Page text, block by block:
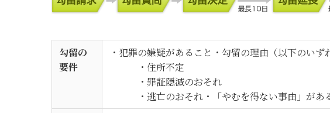
勾留の
要件
・犯罪の嫌疑があること・勾留の理由（以下のいず
・住所不定
・罪証隠滅のおそれ
・逃亡のおそれ・「やむを得ない事由」がある